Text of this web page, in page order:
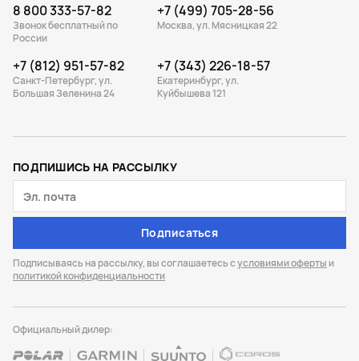
8 800 333-57-82
Звонок бесплатный по
России
+7 (499) 705-28-56
Москва, ул. Мясницкая 22
+7 (812) 951-57-82
Санкт-Петербург, ул.
Большая Зеленина 24
+7 (343) 226-18-57
Екатеринбург, ул.
Куйбышева 121
ПОДПИШИСЬ НА РАССЫЛКУ
Подписаться
Подписываясь на рассылку, вы соглашаетесь сусловиями оферты и
политикой конфиденциальности
Официальный дилер: